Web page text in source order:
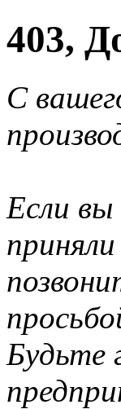
403,
С
Если
Будьте